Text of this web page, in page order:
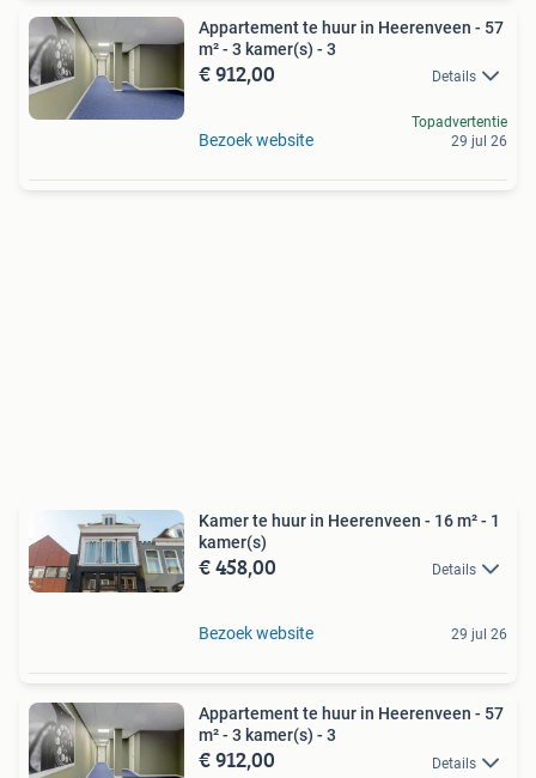
Appartement te huur in Heerenveen - 57
m² - 3 kamer(s) - 3
€ 912,00 Details
Bezoek website
Topadvertentie
29 jul 26
Kamer te huur in Heerenveen - 16 m² - 1
kamer(s)
€ 458,00 Details
Bezoek website 29 jul 26
Appartement te huur in Heerenveen - 57
m² - 3 kamer(s) - 3
€ 912,00 Details